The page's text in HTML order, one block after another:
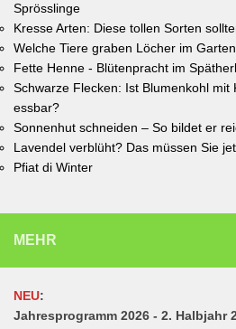
Sprösslinge
Kresse Arten: Diese tollen Sorten
Welche Tiere graben Löcher im
Fette Henne - Blütenpracht im
Schwarze Flecken: Ist Blumenkohl mit
essbar?
Sonnenhut schneiden – So bildet er
Lavendel verblüht? Das müssen Sie
Pfiat di Winter
MEHR
NEU:
Jahresprogramm 2026 - 2. Halbjahr